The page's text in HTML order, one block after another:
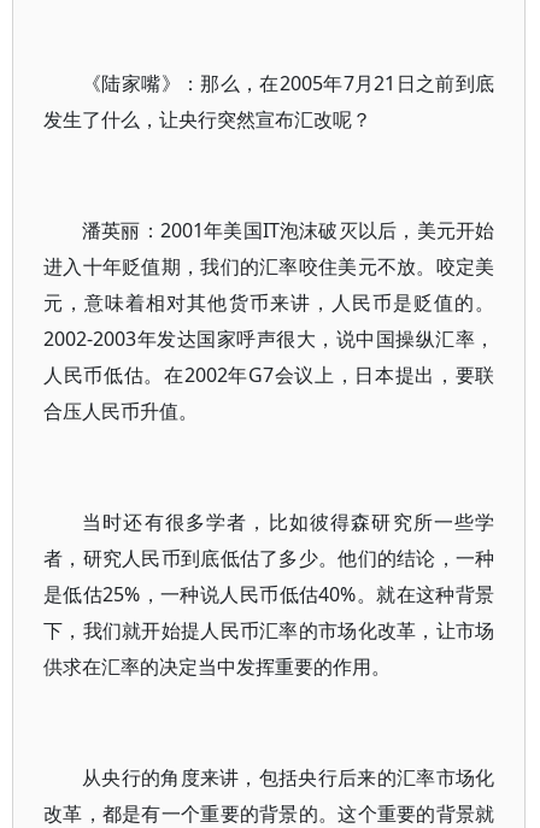
《陆家嘴》：那么，在2005年7月21日之前到底
发生了什么，让央行突然宣布汇改呢？
潘英丽：2001年美国IT泡沫破灭以后，美元开始
进入十年贬值期，我们的汇率咬住美元不放。咬定美
元，意味着相对其他货币来讲，人民币是贬值的。
2002-2003年发达国家呼声很大，说中国操纵汇率，
人民币低估。在2002年G7会议上，日本提出，要联
合压人民币升值。
当时还有很多学者，比如彼得森研究所一些学
者，研究人民币到底低估了多少。他们的结论，一种
是低估25%，一种说人民币低估40%。就在这种背景
下，我们就开始提人民币汇率的市场化改革，让市场
供求在汇率的决定当中发挥重要的作用。
从央行的角度来讲，包括央行后来的汇率市场化
改革，都是有一个重要的背景的。这个重要的背景就